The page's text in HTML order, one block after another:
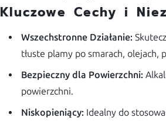
Kluczowe Cechy i
Wszechstronne Działanie:
tłuste plamy po smarach, olejach,
Bezpieczny dla Powierzchni:
powierzchni.
Niskopieniący: Idealny do